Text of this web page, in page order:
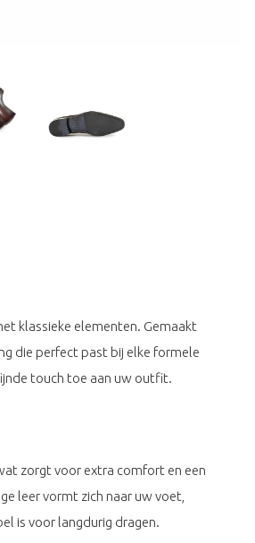
klassieke elementen. Gemaakt
die perfect past bij elke formele
touch toe aan uw outfit.
zorgt voor extra comfort en een
leer vormt zich naar uw voet,
is voor langdurig dragen.